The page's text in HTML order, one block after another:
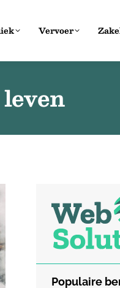
Vervoer
Populaire